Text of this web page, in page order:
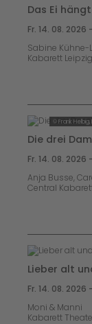
Das Ei
Fr. 14. 08. 2026
Sabine Kühne-
Kabarett
© Frank
Die drei
Fr. 14. 08. 2026
Anja Busse,
Central
Lieber alt
Fr. 14. 08. 2026
Moni & Manni
Kabarett